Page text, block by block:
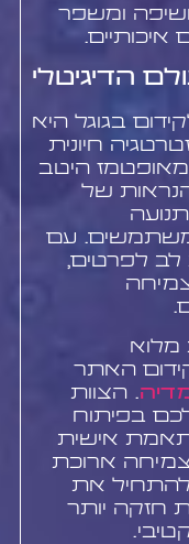
ומשפר
איכותיים.
הדיגיטלי
בגוגל היא
חיונית
מאופטמז היטב
של
עם
לב לפרטים,
צמיחה
מלוא
האתר
. הצוות
בפיתוח
אישית
ארוכת
את
חזקה יותר